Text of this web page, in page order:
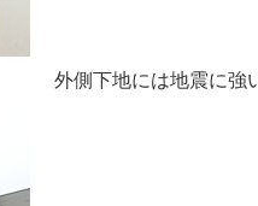
外側下地には地震に強